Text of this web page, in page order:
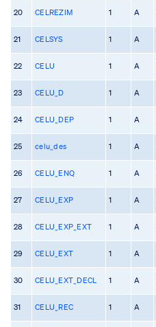
20 CELREZIM 1 A
21 CELSYS 1 A
22 CELU 1 A
23 CELU_D 1 A
24 CELU_DEP 1 A
25 celu_des 1 A
26 CELU_ENQ 1 A
27 CELU_EXP 1 A
28 CELU_EXP_EXT 1 A
29 CELU_EXT 1 A
30 CELU_EXT_DECL 1 A
31 CELU_REC 1 A